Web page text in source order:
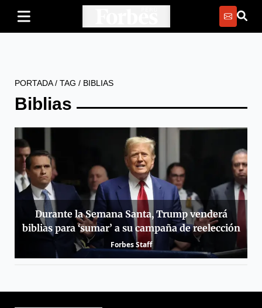
PORTADA/ TAG / BIBLIAS
Biblias
Durante la Semana Santa, Trump venderá
biblias para ‘sumar’ a su campaña de reelección
Forbes Staff